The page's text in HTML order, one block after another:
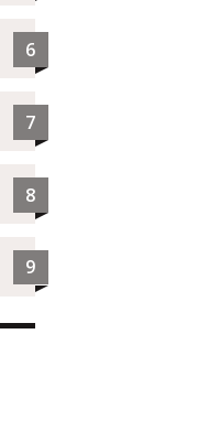
6
7
8
9